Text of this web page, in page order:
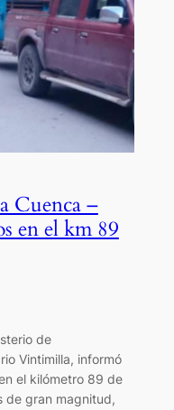
Cuenca –
en el km 89
de
Vintimilla, informó
el kilómetro 89 de
de gran magnitud,